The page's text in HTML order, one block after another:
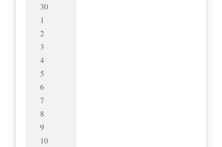
30
1
2
3
4
5
6
7
8
9
10